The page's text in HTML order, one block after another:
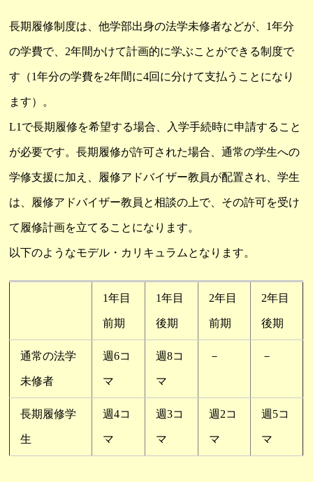
長期履修制度は、他学部出身の法学未修者などが、1年分
の学費で、2年間かけて計画的に学ぶことができる制度で
す（1年分の学費を2年間に4回に分けて支払うことになり
ます）。
L1で長期履修を希望する場合、入学手続時に申請すること
が必要です。長期履修が許可された場合、通常の学生への
学修支援に加え、履修アドバイザー教員が配置され、学生
は、履修アドバイザー教員と相談の上で、その許可を受け
て履修計画を立てることになります。
以下のようなモデル・カリキュラムとなります。
1年目
前期
1年目
後期
2年目
前期
2年目
後期
通常の法学
未修者
週6コ
マ
週8コ
マ
－ －
長期履修学
生
週4コ
マ
週3コ
マ
週2コ
マ
週5コ
マ